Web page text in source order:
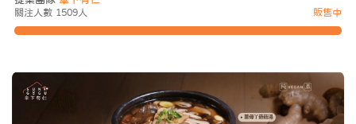
關注人數 1509人 販售中